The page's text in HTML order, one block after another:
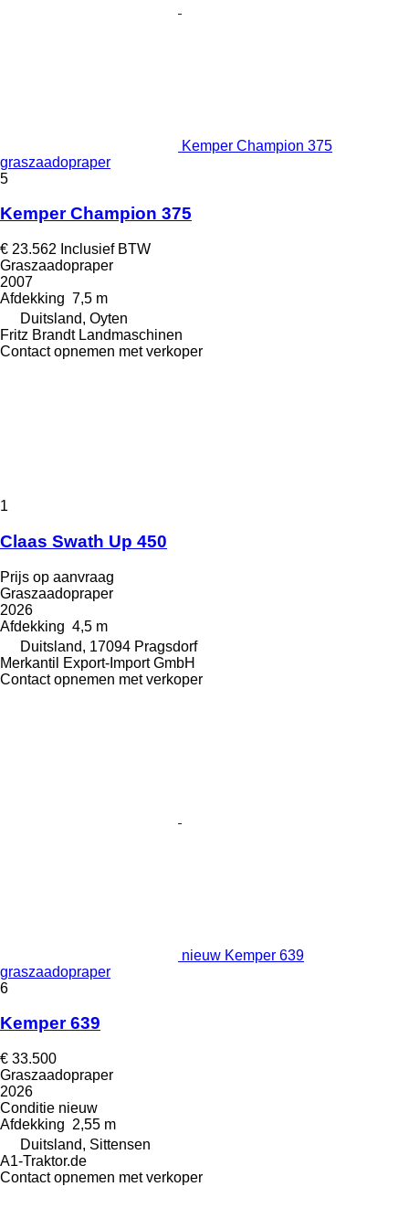
Kemper Champion 375
graszaadopraper
5
Kemper Champion 375
€ 23.562 Inclusief BTW
Graszaadopraper
2007
Afdekking 7,5 m
Duitsland, Oyten
Fritz Brandt Landmaschinen
Contact opnemen met verkoper
1
Claas Swath Up 450
Prijs op aanvraag
Graszaadopraper
2026
Afdekking 4,5 m
Duitsland, 17094 Pragsdorf
Merkantil Export-Import GmbH
Contact opnemen met verkoper
nieuw Kemper 639
graszaadopraper
6
Kemper 639
€ 33.500
Graszaadopraper
2026
Conditie nieuw
Afdekking 2,55 m
Duitsland, Sittensen
A1-Traktor.de
Contact opnemen met verkoper